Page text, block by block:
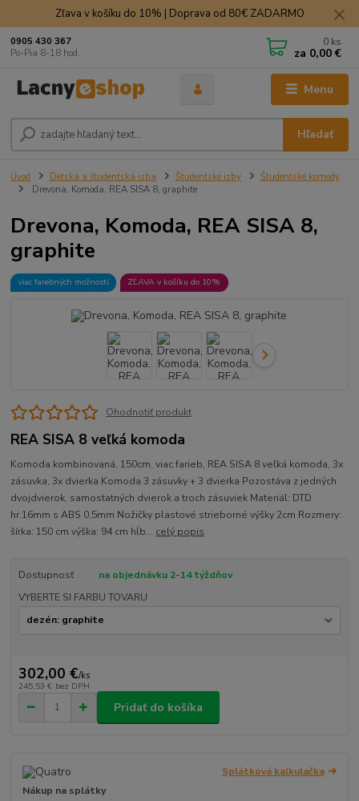
Zľava v košíku do 10% | Doprava od 80€ ZADARMO
Menu
Hľadať
0905 430 367
Po-Pia 8-18 hod.
0 ks
za 0,00 €
Úvod Detská a študentská izba Študentské izby
Študentské komody
Drevona, Komoda, REA SISA 8, graphite
Drevona, Komoda, REA SISA 8,
graphite
viac farebných možností ZĽAVA v košíku do 10%
Ohodnotiť produkt
REA SISA 8 veľká komoda
Komoda kombinovaná, 150cm, viac farieb, REA SISA 8 veľká komoda, 3x
zásuvka, 3x dvierka Komoda 3 zásuvky + 3 dvierka Pozostáva z jedných
dvojdvierok, samostatných dvierok a troch zásuviek Materiál: DTD
hr.16mm s ABS 0,5mm Nožičky plastové strieborné výšky 2cm Rozmery:
šírka: 150 cm výška: 94 cm hĺb... celý popis
Dostupnosť
na objednávku 2-14 týždňov
VYBERTE SI FARBU TOVARU
302,00 €/ks
245,53 € bez DPH
Pridať do košíka
Splátková kalkulačka
Nákup na splátky